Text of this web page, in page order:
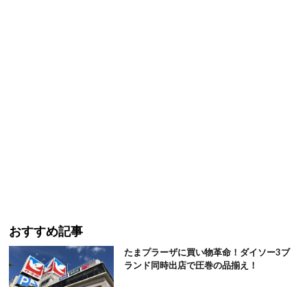
おすすめ記事
たまプラーザに買い物革命！ダイソー3ブ
ランド同時出店で圧巻の品揃え！